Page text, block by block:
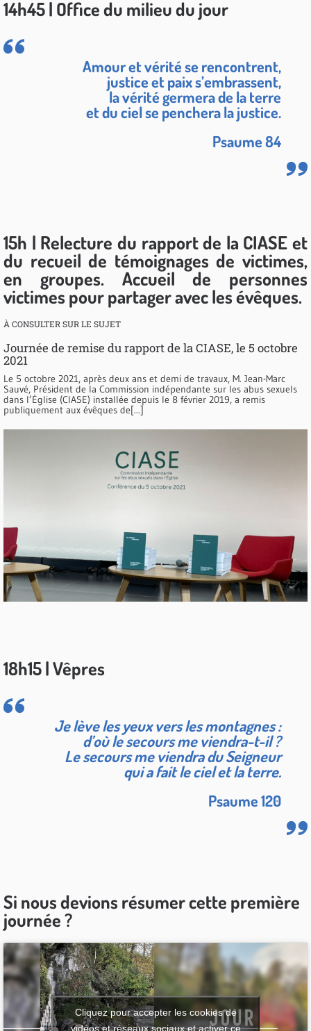
14h45 | Office du milieu du jour
Amour et vérité se rencontrent,
justice et paix s’embrassent,
la vérité germera de la terre
et du ciel se penchera la justice.
Psaume 84
15h | Relecture du rapport de la CIASE et
du recueil de témoignages de victimes,
en groupes. Accueil de personnes
victimes pour partager avec les évêques.
À CONSULTER SUR LE SUJET
Journée de remise du rapport de la CIASE, le 5 octobre
2021
Le 5 octobre 2021, après deux ans et demi de travaux, M. Jean-Marc
Sauvé, Président de la Commission indépendante sur les abus sexuels
dans l’Église (CIASE) installée depuis le 8 février 2019, a remis
publiquement aux évêques de[...]
18h15 | Vêpres
Je lève les yeux vers les montagnes :
d’où le secours me viendra-t-il ?
Le secours me viendra du Seigneur
qui a fait le ciel et la terre.
Psaume 120
Si nous devions résumer cette première
journée ?
Cliquez pour accepter les cookies de
vidéos et réseaux sociaux et activer ce